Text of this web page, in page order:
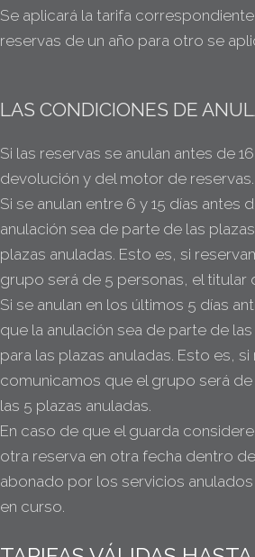
Se aplicará la tarifa
reservas de un año para otro se
LAS CONDICIONES DE
Si las reservas se anulan antes de
devolución y del motor de reservas.
Si se anulan entre 6 y 15 días
anulación sea de parte de las
plazas anuladas. Esto es, si
grupo será de 5 personas, el titular
Si se anulan en los últimos 5 días
que la anulación sea de parte de
para las plazas anuladas. Esto es,
comunicamos que el grupo será
las 5 plazas anuladas.
En caso de que el guarda
otra reserva en otra fecha dentro
abonado por los servicios
en curso.